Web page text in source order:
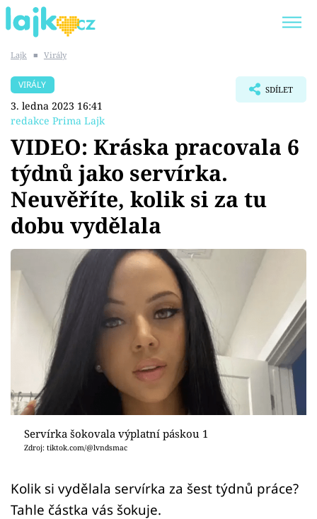
SHOPAHOLICADEL
Témata
Showbyznys
Youtubeři
Sex a vztahy
Videa
Sledujte prima+
Přihlášení
Sledujte nás
Lajk ■ Virály
VIRÁLY
3. ledna 2023 16:41
redakce Prima Lajk
SDÍLET
VIDEO: Kráska pracovala 6
týdnů jako servírka.
Neuvěříte, kolik si za tu
dobu vydělala
Servírka šokovala výplatní páskou 1
Zdroj: tiktok.com/@lvndsmac
Kolik si vydělala servírka za šest týdnů práce?
Tahle částka vás šokuje.